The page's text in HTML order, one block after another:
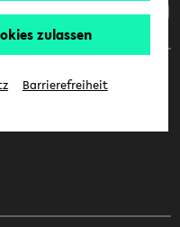
zulassen
Barrierefreiheit